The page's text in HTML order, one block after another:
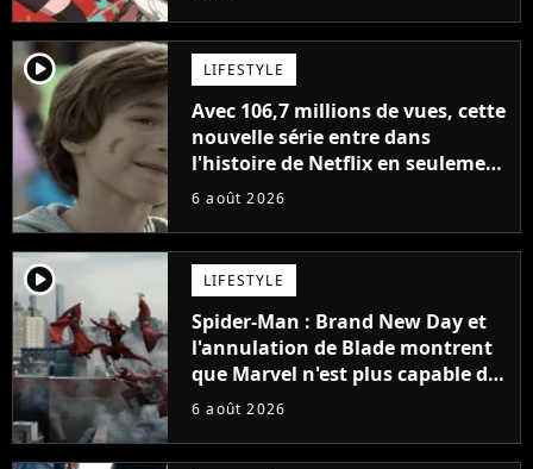
player2 LIFESTYLE
Avec 106,7 millions de vues, cette
nouvelle série entre dans
l'histoire de Netflix en seulement
48 jours
6 août 2026
player2 LIFESTYLE
Spider-Man : Brand New Day et
l'annulation de Blade montrent
que Marvel n'est plus capable de
faire quoi que ce soit de simple
6 août 2026